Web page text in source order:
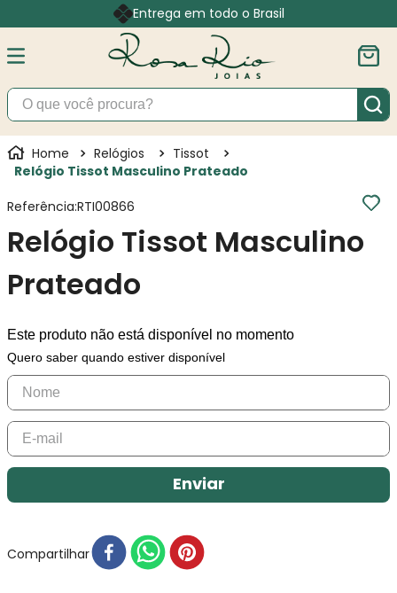
Entrega em todo o Brasil
O que você procura?
Relógios
Tissot
Relógio Tissot Masculino Prateado
Referência:RTI00866
Relógio Tissot Masculino
Prateado
Este produto não está disponível no momento
Quero saber quando estiver disponível
Enviar
Compartilhar